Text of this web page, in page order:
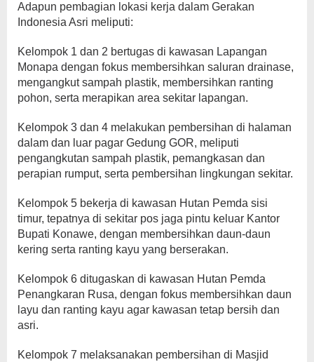
Adapun pembagian lokasi kerja dalam Gerakan
Indonesia Asri meliputi:
Kelompok 1 dan 2 bertugas di kawasan Lapangan
Monapa dengan fokus membersihkan saluran drainase,
mengangkut sampah plastik, membersihkan ranting
pohon, serta merapikan area sekitar lapangan.
Kelompok 3 dan 4 melakukan pembersihan di halaman
dalam dan luar pagar Gedung GOR, meliputi
pengangkutan sampah plastik, pemangkasan dan
perapian rumput, serta pembersihan lingkungan sekitar.
Kelompok 5 bekerja di kawasan Hutan Pemda sisi
timur, tepatnya di sekitar pos jaga pintu keluar Kantor
Bupati Konawe, dengan membersihkan daun-daun
kering serta ranting kayu yang berserakan.
Kelompok 6 ditugaskan di kawasan Hutan Pemda
Penangkaran Rusa, dengan fokus membersihkan daun
layu dan ranting kayu agar kawasan tetap bersih dan
asri.
Kelompok 7 melaksanakan pembersihan di Masjid